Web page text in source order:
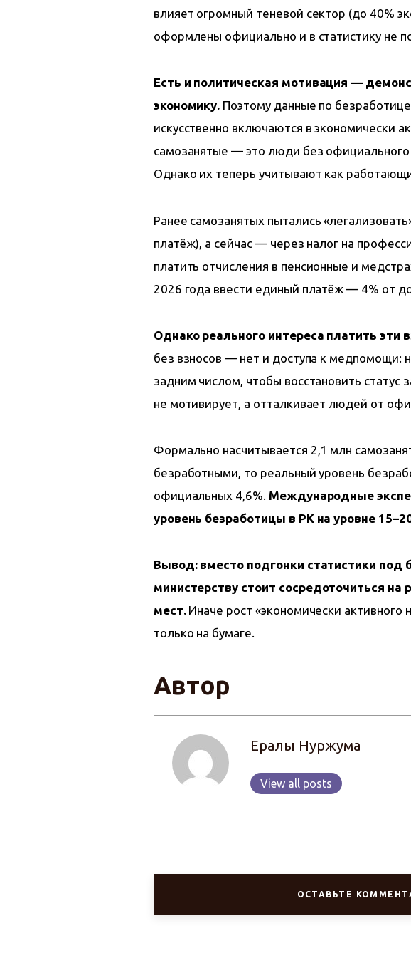
влияет огромный теневой сектор (до 40%
оформлены официально и в статистику не
Есть и политическая мотивация —
экономику. Поэтому данные по
искусственно включаются в экономически
самозанятые — это люди без
Однако их теперь учитывают как
Ранее самозанятых пытались
платёж), а сейчас — через налог на
платить отчисления в пенсионные и
2026 года ввести единый платёж — 4% от
Однако реального интереса платить эти
без взносов — нет и доступа к медпомощи:
задним числом, чтобы восстановить статус
не мотивирует, а отталкивает людей от
Формально насчитывается 2,1 млн
безработными, то реальный уровень
официальных 4,6%. Международные
уровень безработицы в РК на уровне
Вывод: вместо подгонки статистики под
министерству стоит сосредоточиться на
мест. Иначе рост «экономически активного
только на бумаге.
Автор
Ералы Нуржума
View all posts
ОСТАВЬТЕ